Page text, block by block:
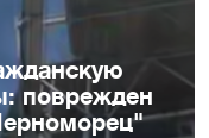
поврежден